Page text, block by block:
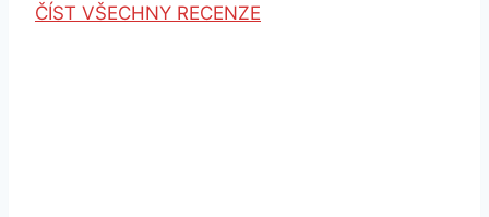
ČÍST VŠECHNY RECENZE